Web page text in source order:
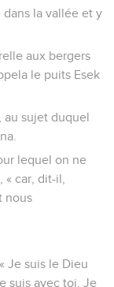
dans la vallée et y
aux bergers
le puits Esek
au sujet duquel
lequel on ne
car, dit-il,
nous
Je suis le Dieu
suis avec toi. Je